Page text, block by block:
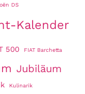
DS
Kalender
500 FIAT Barchetta
Jubiläum
Kulinarik